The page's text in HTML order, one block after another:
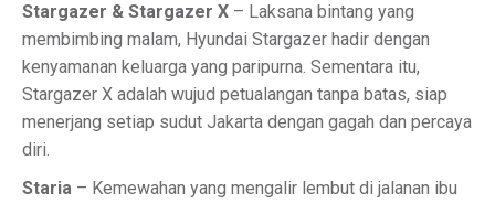
Stargazer & Stargazer X – Laksana bintang yang
membimbing malam, Hyundai Stargazer hadir dengan
kenyamanan keluarga yang paripurna. Sementara itu,
Stargazer X adalah wujud petualangan tanpa batas, siap
menerjang setiap sudut Jakarta dengan gagah dan percaya
diri.
Staria – Kemewahan yang mengalir lembut di jalanan ibu